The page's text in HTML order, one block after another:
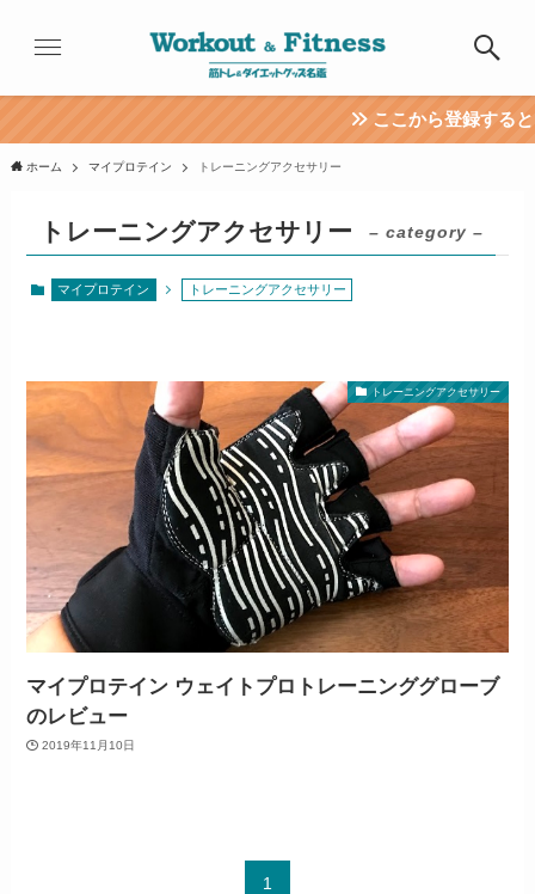
ここから登録すると
ホーム マイプロテイン トレーニングアクセサリー
トレーニングアクセサリー – category –
マイプロテイン トレーニングアクセサリー
トレーニングアクセサリー
マイプロテイン ウェイトプロトレーニンググローブ
のレビュー
2019年11月10日
1